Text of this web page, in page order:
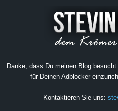
Danke, dass Du meinen Blog
für Deinen Adblocker
Kontaktieren Sie uns: